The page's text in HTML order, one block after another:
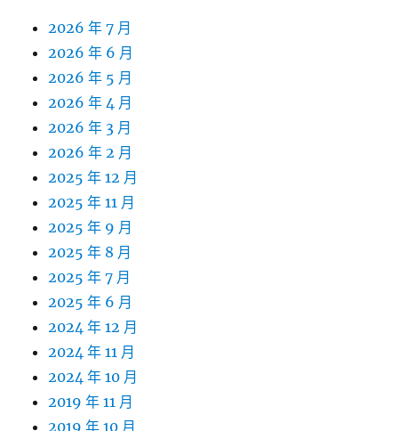
2026 年 7 月
2026 年 6 月
2026 年 5 月
2026 年 4 月
2026 年 3 月
2026 年 2 月
2025 年 12 月
2025 年 11 月
2025 年 9 月
2025 年 8 月
2025 年 7 月
2025 年 6 月
2024 年 12 月
2024 年 11 月
2024 年 10 月
2019 年 11 月
2019 年 10 月